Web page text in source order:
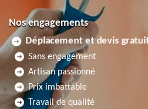
Nos engagements
Déplacement et devis
Sans engagement
Artisan passionné
Prix imbattable
Travail de qualité